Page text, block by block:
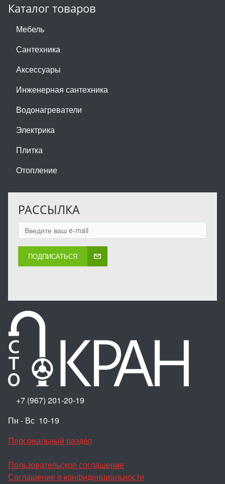
Каталог товаров
Мебель
Сантехника
Аксессуары
Инженерная сантехника
Водонагреватели
Электрика
Плитка
Отопление
РАССЫЛКА
ПОДПИСАТЬСЯ
+7 (967) 201-20-19
Пн - Вс 10-19
Персональный раздел
Пользовательское соглашение
Соглашение о конфиденциальности